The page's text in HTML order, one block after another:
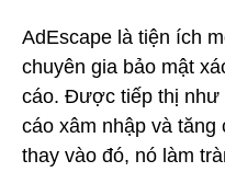
AdEscape là tiện ích
chuyên gia bảo mật
cáo. Được tiếp thị như
cáo xâm nhập và
thay vào đó, nó làm